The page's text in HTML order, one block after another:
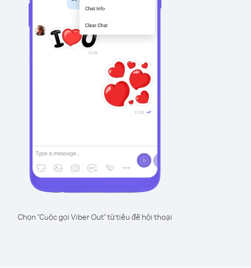
Chọn "Cuộc gọi Viber Out" từ tiêu đề hội thoại